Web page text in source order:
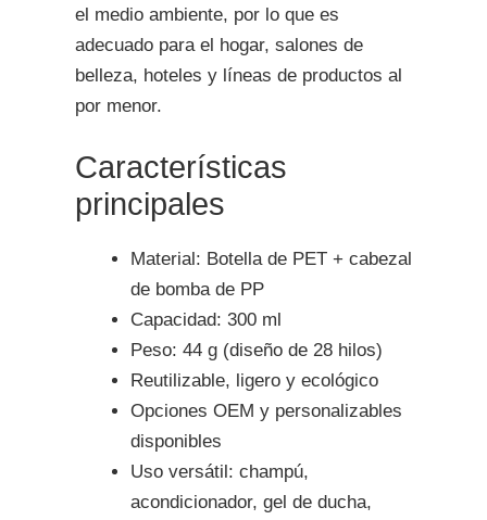
el medio ambiente, por lo que es
adecuado para el hogar, salones de
belleza, hoteles y líneas de productos al
por menor.
Características
principales
Material: Botella de PET + cabezal
de bomba de PP
Capacidad: 300 ml
Peso: 44 g (diseño de 28 hilos)
Reutilizable, ligero y ecológico
Opciones OEM y personalizables
disponibles
Uso versátil: champú,
acondicionador, gel de ducha,